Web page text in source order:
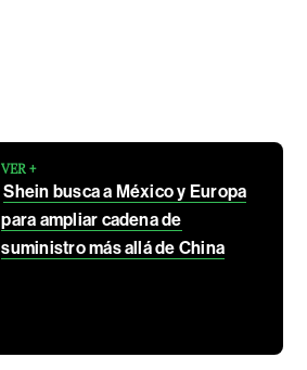
VER +
Shein busca a México y Europa
para ampliar cadena de
suministro más allá de China